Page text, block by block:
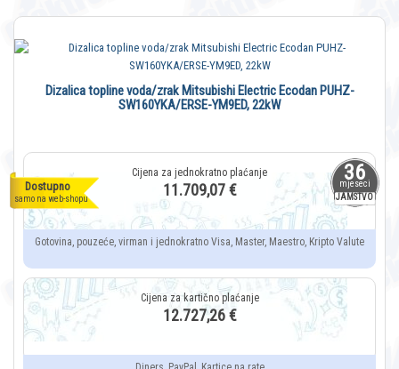
36
mjeseci
JAMSTVO
Dostupno
samo na web-shopu
Dizalica topline voda/zrak Mitsubishi Electric Ecodan PUHZ-
SW160YKA/ERSE-YM9ED, 22kW
11.709,07 €
Gotovina, pouzeće, virman i jednokratno Visa, Master, Maestro, Kripto Valute
12.727,26 €